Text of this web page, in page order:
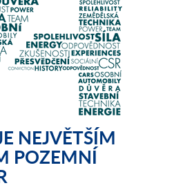
NEJVĚTŠÍM
POZEMNÍ